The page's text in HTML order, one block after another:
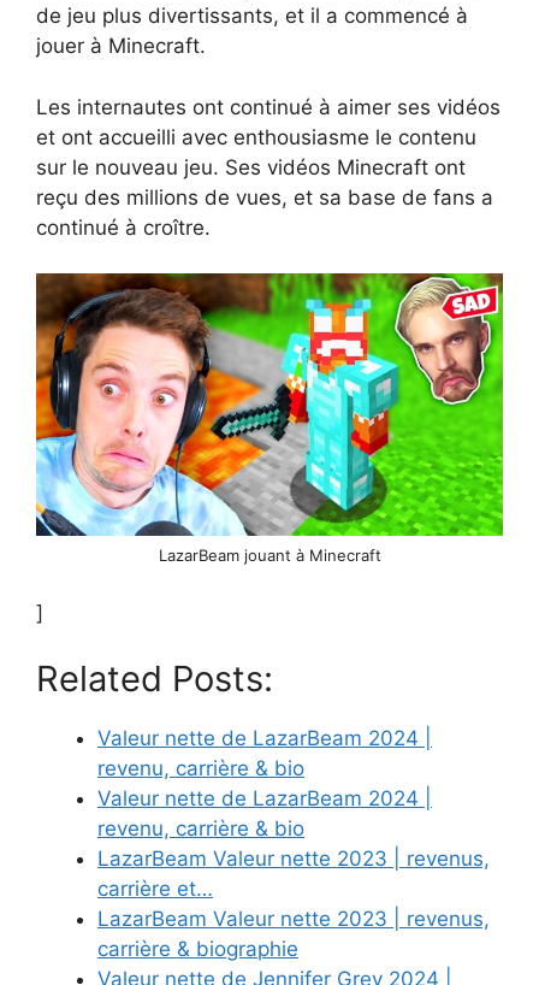
de jeu plus divertissants, et il a commencé à
jouer à Minecraft.
Les internautes ont continué à aimer ses vidéos
et ont accueilli avec enthousiasme le contenu
sur le nouveau jeu. Ses vidéos Minecraft ont
reçu des millions de vues, et sa base de fans a
continué à croître.
LazarBeam jouant à Minecraft
]
Related Posts:
Valeur nette de LazarBeam 2024 |
revenu, carrière & bio
Valeur nette de LazarBeam 2024 |
revenu, carrière & bio
LazarBeam Valeur nette 2023 | revenus,
carrière et…
LazarBeam Valeur nette 2023 | revenus,
carrière & biographie
Valeur nette de Jennifer Grey 2024 |